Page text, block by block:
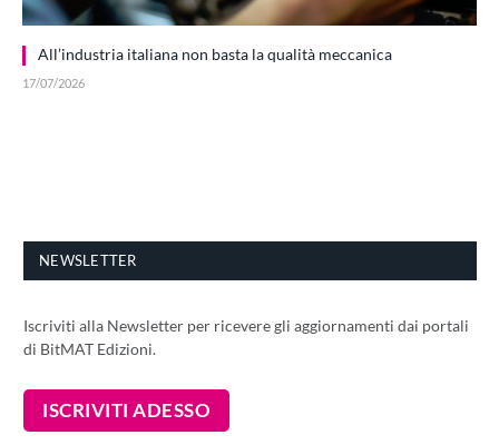
All’industria italiana non basta la qualità meccanica
17/07/2026
NEWSLETTER
Iscriviti alla Newsletter per ricevere gli aggiornamenti dai portali
di BitMAT Edizioni.